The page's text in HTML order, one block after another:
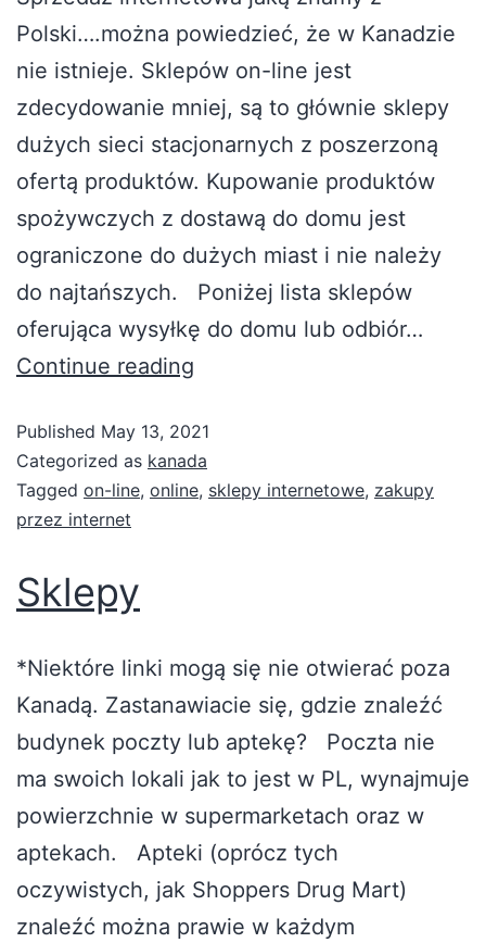
Polski….można powiedzieć, że w Kanadzie
nie istnieje. Sklepów on-line jest
zdecydowanie mniej, są to głównie sklepy
dużych sieci stacjonarnych z poszerzoną
ofertą produktów. Kupowanie produktów
spożywczych z dostawą do domu jest
ograniczone do dużych miast i nie należy
do najtańszych. Poniżej lista sklepów
oferująca wysyłkę do domu lub odbiór…
Continue reading
Published May 13, 2021
Categorized as kanada
Tagged on-line, online, sklepy internetowe, zakupy
przez internet
Sklepy
*Niektóre linki mogą się nie otwierać poza
Kanadą. Zastanawiacie się, gdzie znaleźć
budynek poczty lub aptekę? Poczta nie
ma swoich lokali jak to jest w PL, wynajmuje
powierzchnie w supermarketach oraz w
aptekach. Apteki (oprócz tych
oczywistych, jak Shoppers Drug Mart)
znaleźć można prawie w każdym